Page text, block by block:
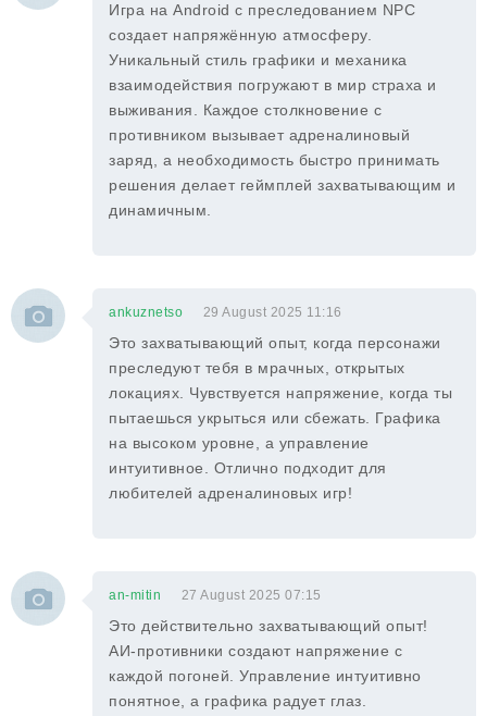
Игра на Android с преследованием NPC
создает напряжённую атмосферу.
Уникальный стиль графики и механика
взаимодействия погружают в мир страха и
выживания. Каждое столкновение с
противником вызывает адреналиновый
заряд, а необходимость быстро принимать
решения делает геймплей захватывающим и
динамичным.
ankuznetso 29 August 2025 11:16
Это захватывающий опыт, когда персонажи
преследуют тебя в мрачных, открытых
локациях. Чувствуется напряжение, когда ты
пытаешься укрыться или сбежать. Графика
на высоком уровне, а управление
интуитивное. Отлично подходит для
любителей адреналиновых игр!
an-mitin 27 August 2025 07:15
Это действительно захватывающий опыт!
АИ-противники создают напряжение с
каждой погоней. Управление интуитивно
понятное, а графика радует глаз.